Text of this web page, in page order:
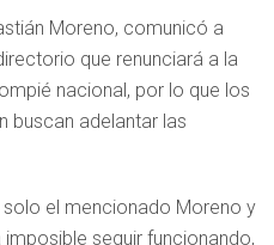
Moreno, comunicó a
que renunciará a la
nacional, por lo que los
buscan adelantar las
el mencionado Moreno y
seguir funcionando,